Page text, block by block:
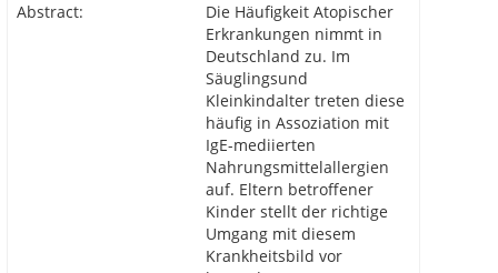
Abstract:
Die Häufigkeit Atopischer
Erkrankungen nimmt in
Deutschland zu. Im
Säuglingsund
Kleinkindalter treten diese
häufig in Assoziation mit
IgE-mediierten
Nahrungsmittelallergien
auf. Eltern betroffener
Kinder stellt der richtige
Umgang mit diesem
Krankheitsbild vor